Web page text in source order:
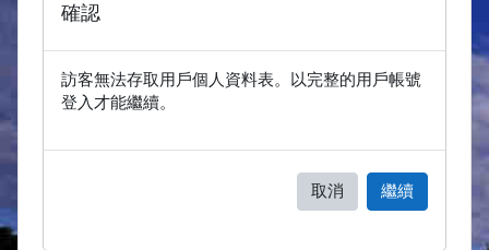
確認
訪客無法存取用戶個人資料表。以完整的用戶帳號
登入才能繼續。
取消 繼續